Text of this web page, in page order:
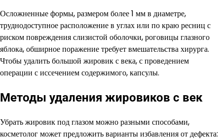
Осложненные формы, размером более 1 мм в диаметре,
труднодоступное расположение в углах или по краю ресниц с
риском повреждения слизистой оболочки, роговицы глазного
яблока, обширное поражение требует вмешательства хирурга.
Чтобы удалить большой жировик с века, с проведением
операции с иссечением содержимого, капсулы.
Методы удаления жировиков с век
Убрать жировик под глазом можно разными способами,
косметолог может предложить варианты избавления от дефекта: